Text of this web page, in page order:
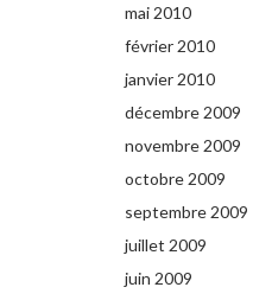
mai 2010
février 2010
janvier 2010
décembre 2009
novembre 2009
octobre 2009
septembre 2009
juillet 2009
juin 2009